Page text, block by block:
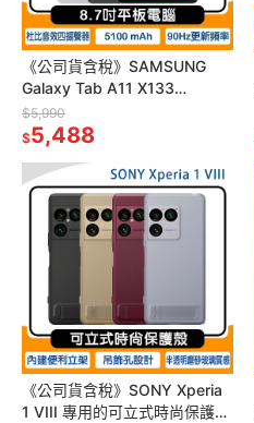
《公司貨含稅》SAMSUNG
Galaxy Tab A11 X133
(4G/64G) 8.7吋平板電腦
$5,990
$5,488
《公司貨含稅》SONY Xperia
1 VIII 專用的可立式時尚保護殼